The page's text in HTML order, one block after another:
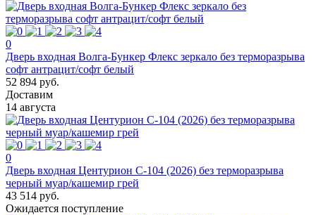
0
Дверь входная Волга-Бункер Флекс зеркало без терморазрыва
софт антрацит/софт белый
52 894 руб.
Доставим
14 августа
0
Дверь входная Центурион C-104 (2026) без терморазрыва
черный муар/кашемир грей
43 514 руб.
Ожидается поступление